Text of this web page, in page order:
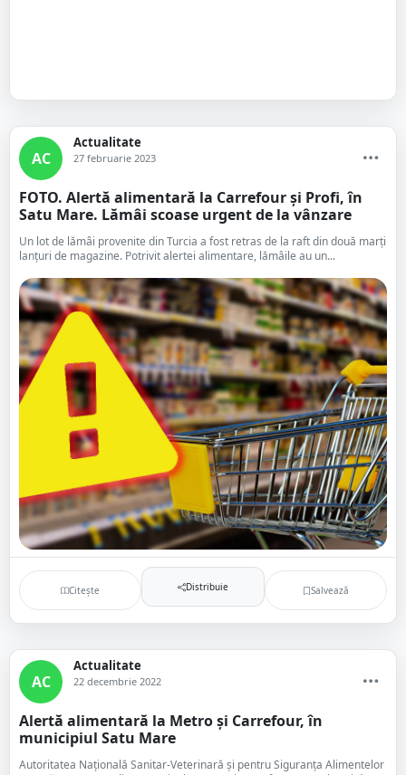
AC
Actualitate
27 februarie 2023
FOTO. Alertă alimentară la Carrefour și Profi, în
Satu Mare. Lămâi scoase urgent de la vânzare
Un lot de lămâi provenite din Turcia a fost retras de la raft din două marți
lanțuri de magazine. Potrivit alertei alimentare, lămâile au un...
Citește Distribuie Salvează
AC
Actualitate
22 decembrie 2022
Alertă alimentară la Metro și Carrefour, în
municipiul Satu Mare
Autoritatea Națională Sanitar-Veterinară și pentru Siguranța Alimentelor